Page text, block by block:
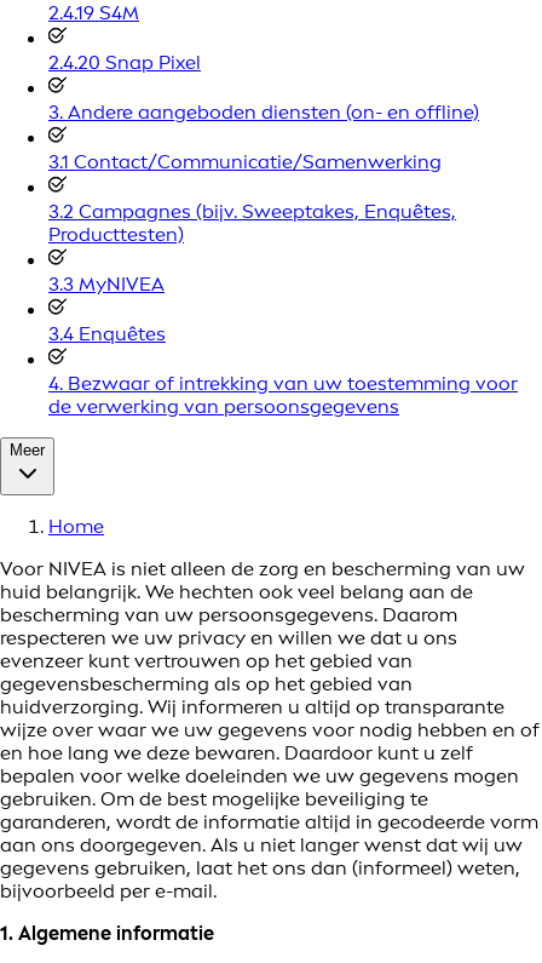
2.4.19 S4M
2.4.20 Snap Pixel
3. Andere aangeboden diensten (on- en offline)
3.1 Contact/Communicatie/Samenwerking
3.2 Campagnes (bijv. Sweeptakes, Enquêtes,
Producttesten)
3.3 MyNIVEA
3.4 Enquêtes
4. Bezwaar of intrekking van uw toestemming voor
de verwerking van persoonsgegevens
Meer
Home
Voor NIVEA is niet alleen de zorg en bescherming van uw
huid belangrijk. We hechten ook veel belang aan de
bescherming van uw persoonsgegevens. Daarom
respecteren we uw privacy en willen we dat u ons
evenzeer kunt vertrouwen op het gebied van
gegevensbescherming als op het gebied van
huidverzorging. Wij informeren u altijd op transparante
wijze over waar we uw gegevens voor nodig hebben en of
en hoe lang we deze bewaren. Daardoor kunt u zelf
bepalen voor welke doeleinden we uw gegevens mogen
gebruiken. Om de best mogelijke beveiliging te
garanderen, wordt de informatie altijd in gecodeerde vorm
aan ons doorgegeven. Als u niet langer wenst dat wij uw
gegevens gebruiken, laat het ons dan (informeel) weten,
bijvoorbeeld per e-mail.
1. Algemene informatie